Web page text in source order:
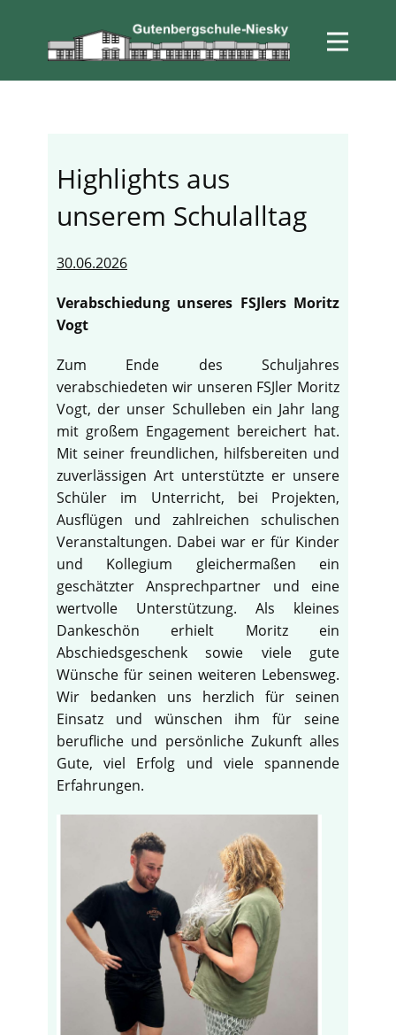
Highlights aus
unserem Schulalltag
30.06.2026
Verabschiedung unseres FSJlers Moritz
Vogt
Zum Ende des Schuljahres
verabschiedeten wir unseren FSJler Moritz
Vogt, der unser Schulleben ein Jahr lang
mit großem Engagement bereichert hat.
Mit seiner freundlichen, hilfsbereiten und
zuverlässigen Art unterstützte er unsere
Schüler im Unterricht, bei Projekten,
Ausflügen und zahlreichen schulischen
Veranstaltungen. Dabei war er für Kinder
und Kollegium gleichermaßen ein
geschätzter Ansprechpartner und eine
wertvolle Unterstützung. Als kleines
Dankeschön erhielt Moritz ein
Abschiedsgeschenk sowie viele gute
Wünsche für seinen weiteren Lebensweg.
Wir bedanken uns herzlich für seinen
Einsatz und wünschen ihm für seine
berufliche und persönliche Zukunft alles
Gute, viel Erfolg und viele spannende
Erfahrungen.